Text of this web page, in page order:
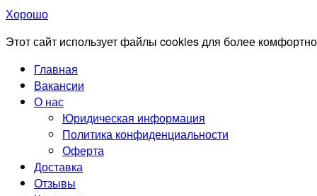
Хорошо
Этот сайт использует файлы cookies для более
Главная
Вакансии
О нас
Юридическая информация
Политика конфиденциальности
Оферта
Доставка
Отзывы